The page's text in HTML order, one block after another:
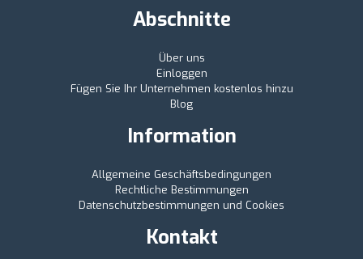
Abschnitte
Über uns
Einloggen
Fügen Sie Ihr Unternehmen kostenlos hinzu
Blog
Information
Allgemeine Geschäftsbedingungen
Rechtliche Bestimmungen
Datenschutzbestimmungen und Cookies
Kontakt